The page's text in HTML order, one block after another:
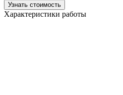
Узнать стоимость
Характеристики работы